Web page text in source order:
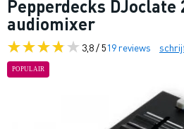
Pepperdecks DJoclate
audiomixer
3,8 / 519 reviews
POPULAIR